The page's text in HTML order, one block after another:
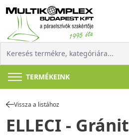
TERMÉKEINK
Vissza a listához
ELLECI - Gránit